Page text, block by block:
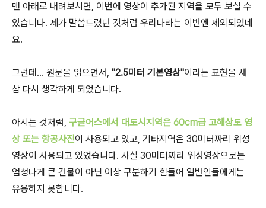
맨 아래로 내려보시면, 이번에 영상이 추가된 지역을 모두 보실 수
있습니다. 제가 말씀드렸던 것처럼 우리나라는 이번엔 제외되었네
요.
그런데... 원문을 읽으면서, "2.5미터 기본영상"이라는 표현을 새
삼 다시 생각하게 되었습니다.
아시는 것처럼, 구글어스에서 대도시지역은 60cm급 고해상도 영
상 또는 항공사진이 사용되고 있고, 기타지역은 30미터짜리 위성
영상이 사용되고 있었습니다. 사실 30미터짜리 위성영상으로는
엄청나게 큰 건물이 아닌 이상 구분하기 힘들어 일반인들에게는
유용하지 못합니다.